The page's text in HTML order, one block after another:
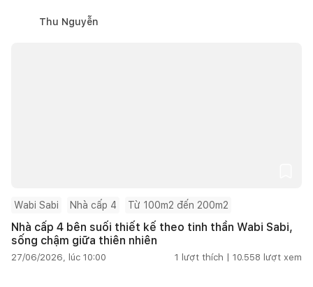
Thu Nguyễn
Wabi Sabi Nhà cấp 4 Từ 100m2 đến 200m2
Nhà cấp 4 bên suối thiết kế theo tinh thần Wabi Sabi,
sống chậm giữa thiên nhiên
27/06/2026, lúc 10:00 1 lượt thích | 10.558 lượt xem